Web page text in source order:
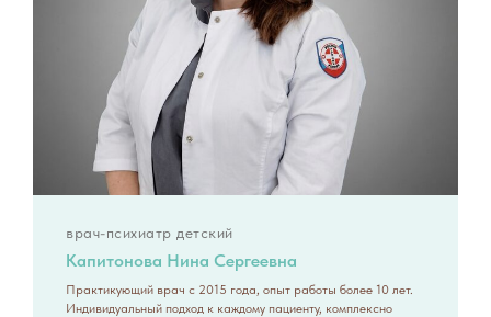
врач-психиатр детский
Капитонова Нина Сергеевна
Практикующий врач с 2015 года, опыт работы более 10 лет.
Индивидуальный подход к каждому пациенту, комплексно